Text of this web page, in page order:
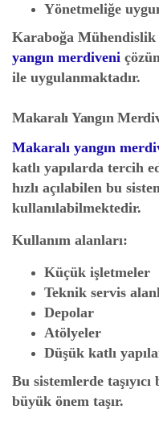
Yönetmeliğe
Karaboğa Mühendislik
yangın merdiveni
ile uygulanmaktadır.
Makaralı Yangın
Makaralı yangın
katlı yapılarda tercih
hızlı açılabilen bu
kullanılabilmektedir.
Kullanım alanları:
Küçük işletmeler
Teknik servis
Depolar
Atölyeler
Düşük katlı
Bu sistemlerde
büyük önem taşır.